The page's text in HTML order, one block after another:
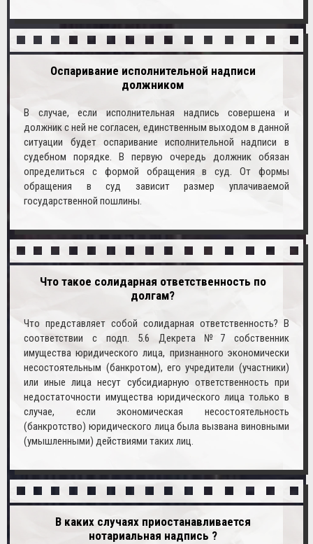
Оспаривание исполнительной надписи
должником
В случае, если исполнительная надпись совершена и
должник с ней не согласен, единственным выходом в данной
ситуации будет оспаривание исполнительной надписи в
судебном порядке. В первую очередь должник обязан
определиться с формой обращения в суд. От формы
обращения в суд зависит размер уплачиваемой
государственной пошлины.
Что такое солидарная ответственность по
долгам?
Что представляет собой солидарная ответственность? В
соответствии с подп. 5.6 Декрета №7 собственник
имущества юридического лица, признанного экономически
несостоятельным (банкротом), его учредители (участники)
или иные лица несут субсидиарную ответственность при
недостаточности имущества юридического лица только в
случае, если экономическая несостоятельность
(банкротство) юридического лица была вызвана виновными
(умышленными) действиями таких лиц.
В каких случаях приостанавливается
нотариальная надпись ?